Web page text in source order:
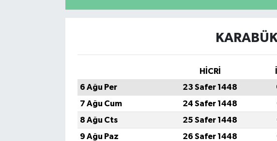
HİCRİ
6 Ağu Per
23 Safer 1448
7 Ağu Cum
24 Safer 1448
8 Ağu Cts
25 Safer 1448
9 Ağu Paz
26 Safer 1448